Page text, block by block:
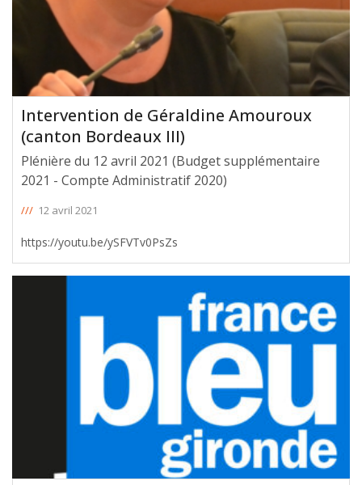
Intervention de Géraldine Amouroux
(canton Bordeaux III)
Plénière du 12 avril 2021 (Budget supplémentaire
2021 - Compte Administratif 2020)
/// 12 avril 2021
https://youtu.be/ySFVTv0PsZs